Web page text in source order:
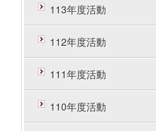
113年度活動
112年度活動
111年度活動
110年度活動